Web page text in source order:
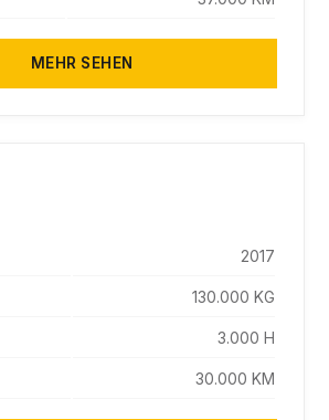
MEHR SEHEN
2017
130.000 KG
3.000 H
30.000 KM